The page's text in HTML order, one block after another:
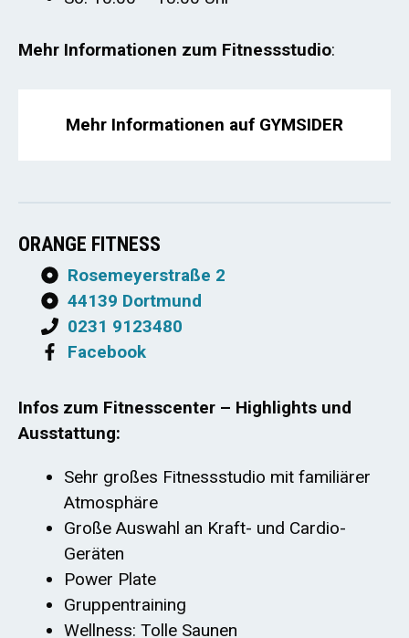
Mehr Informationen zum Fitnessstudio:
Mehr Informationen auf GYMSIDER
ORANGE FITNESS
Rosemeyerstraße 2
44139 Dortmund
0231 9123480
Facebook
Infos zum Fitnesscenter – Highlights und
Ausstattung:
Sehr großes Fitnessstudio mit familiärer
Atmosphäre
Große Auswahl an Kraft- und Cardio-
Geräten
Power Plate
Gruppentraining
Wellness: Tolle Saunen